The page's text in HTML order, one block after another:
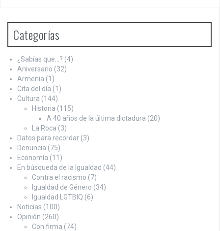
Categorías
¿Sabías que…? (4)
Aniversario (32)
Armenia (1)
Cita del día (1)
Cultura (144)
Historia (115)
A 40 años de la última dictadura (20)
La Roca (3)
Datos para recordar (3)
Denuncia (75)
Economía (11)
En búsqueda de la Igualdad (44)
Contra el racismo (7)
Igualdad de Género (34)
Igualdad LGTBIQ (6)
Noticias (100)
Opinión (260)
Con firma (74)